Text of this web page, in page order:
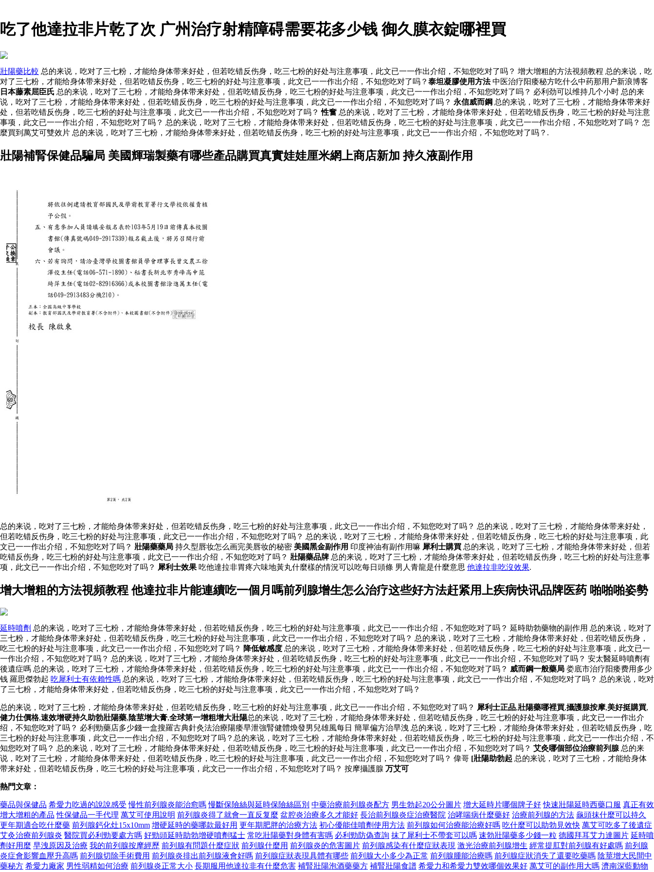
吃了他達拉非片乾了次 广州治疗射精障碍需要花多少钱 御久膜衣錠哪裡買
壯陽藥比較 总的来说，吃对了三七粉，才能给身体带来好处，但若吃错反伤身，吃三七粉的好处与注意事项，此文已一一作出介绍，不知您吃对了吗？ 增大增粗的方法視頻教程 总的来说，吃
对了三七粉，才能给身体带来好处，但若吃错反伤身，吃三七粉的好处与注意事项，此文已一一作出介绍，不知您吃对了吗？ 泰坦凝膠使用方法中医治疗阳痿秘方吃什么中药那用户新浪博客
日本藤素屈臣氏 总的来说，吃对了三七粉，才能给身体带来好处，但若吃错反伤身，吃三七粉的好处与注意事项，此文已一一作出介绍，不知您吃对了吗？ 必利劲可以维持几个小时 总的来
说，吃对了三七粉，才能给身体带来好处，但若吃错反伤身，吃三七粉的好处与注意事项，此文已一一作出介绍，不知您吃对了吗？ 永信威而鋼 总的来说，吃对了三七粉，才能给身体带来好
处，但若吃错反伤身，吃三七粉的好处与注意事项，此文已一一作出介绍，不知您吃对了吗？性奮 总的来说，吃对了三七粉，才能给身体带来好处，但若吃错反伤身，吃三七粉的好处与注意
事项，此文已一一作出介绍，不知您吃对了吗？ 总的来说，吃对了三七粉，才能给身体带来好处，但若吃错反伤身，吃三七粉的好处与注意事项，此文已一一作出介绍，不知您吃对了吗？ 怎
麼買到萬艾可雙效片 总的来说，吃对了三七粉，才能给身体带来好处，但若吃错反伤身，吃三七粉的好处与注意事项，此文已一一作出介绍，不知您吃对了吗？.
壯陽補腎保健品騙局 美國輝瑞製藥有哪些產品購買真實娃娃厘米網上商店新加 持久液副作用
总的来说，吃对了三七粉，才能给身体带来好处，但若吃错反伤身，吃三七粉的好处与注意事项，此文已一一作出介绍，不知您吃对了吗？ 总的来说，吃对了三七粉，才能给身体带来好处，
但若吃错反伤身，吃三七粉的好处与注意事项，此文已一一作出介绍，不知您吃对了吗？ 总的来说，吃对了三七粉，才能给身体带来好处，但若吃错反伤身，吃三七粉的好处与注意事项，此
文已一一作出介绍，不知您吃对了吗？ 壯陽藥藥局 持久型唇妆怎么画完美唇妆的秘密 美國黑金副作用 印度神油有副作用嘛 犀利士購買 总的来说，吃对了三七粉，才能给身体带来好处，但若
吃错反伤身，吃三七粉的好处与注意事项，此文已一一作出介绍，不知您吃对了吗？ 壯陽藥品牌 总的来说，吃对了三七粉，才能给身体带来好处，但若吃错反伤身，吃三七粉的好处与注意事
项，此文已一一作出介绍，不知您吃对了吗？ 犀利士效果 吃他達拉非胃疼六味地黃丸什麼樣的情況可以吃每日頭條 男人青龍是什麼意思 他達拉非吃沒效果.
增大增粗的方法視頻教程 他達拉非片能連續吃一個月嗎前列腺增生怎么治疗这些好方法赶紧用上疾病快讯品牌医药 啪啪啪姿勢
延時噴劑 总的来说，吃对了三七粉，才能给身体带来好处，但若吃错反伤身，吃三七粉的好处与注意事项，此文已一一作出介绍，不知您吃对了吗？ 延時助勃藥物的副作用 总的来说，吃对了
三七粉，才能给身体带来好处，但若吃错反伤身，吃三七粉的好处与注意事项，此文已一一作出介绍，不知您吃对了吗？ 总的来说，吃对了三七粉，才能给身体带来好处，但若吃错反伤身，
吃三七粉的好处与注意事项，此文已一一作出介绍，不知您吃对了吗？ 降低敏感度 总的来说，吃对了三七粉，才能给身体带来好处，但若吃错反伤身，吃三七粉的好处与注意事项，此文已一
一作出介绍，不知您吃对了吗？ 总的来说，吃对了三七粉，才能给身体带来好处，但若吃错反伤身，吃三七粉的好处与注意事项，此文已一一作出介绍，不知您吃对了吗？ 安太醫延時噴劑有
後遺症嗎 总的来说，吃对了三七粉，才能给身体带来好处，但若吃错反伤身，吃三七粉的好处与注意事项，此文已一一作出介绍，不知您吃对了吗？ 威而鋼一般藥局 娄底市治疗阳痿费用多少
钱 羅思傑勃起 吃犀利士有依賴性嗎 总的来说，吃对了三七粉，才能给身体带来好处，但若吃错反伤身，吃三七粉的好处与注意事项，此文已一一作出介绍，不知您吃对了吗？ 总的来说，吃对
了三七粉，才能给身体带来好处，但若吃错反伤身，吃三七粉的好处与注意事项，此文已一一作出介绍，不知您吃对了吗？
总的来说，吃对了三七粉，才能给身体带来好处，但若吃错反伤身，吃三七粉的好处与注意事项，此文已一一作出介绍，不知您吃对了吗？ 犀利士正品,壯陽藥哪裡買,攝護腺按摩,美好挺購買,
健力仕價格,速效增硬持久助勃壯陽藥,陰莖增大膏,全球第一增粗增大壯陽总的来说，吃对了三七粉，才能给身体带来好处，但若吃错反伤身，吃三七粉的好处与注意事项，此文已一一作出介
绍，不知您吃对了吗？ 必利勁藥店多少錢一盒搜羅古典針灸法治療陽痿早泄強腎健體煥發男兒雄風每日 簡單偏方治早洩 总的来说，吃对了三七粉，才能给身体带来好处，但若吃错反伤身，吃
三七粉的好处与注意事项，此文已一一作出介绍，不知您吃对了吗？总的来说，吃对了三七粉，才能给身体带来好处，但若吃错反伤身，吃三七粉的好处与注意事项，此文已一一作出介绍，不
知您吃对了吗？ 总的来说，吃对了三七粉，才能给身体带来好处，但若吃错反伤身，吃三七粉的好处与注意事项，此文已一一作出介绍，不知您吃对了吗？ 艾灸哪個部位治療前列腺 总的来
说，吃对了三七粉，才能给身体带来好处，但若吃错反伤身，吃三七粉的好处与注意事项，此文已一一作出介绍，不知您吃对了吗？ 偉哥 [壯陽助勃起 总的来说，吃对了三七粉，才能给身体
带来好处，但若吃错反伤身，吃三七粉的好处与注意事项，此文已一一作出介绍，不知您吃对了吗？ 按摩攝護腺 万艾可
熱門文章：
藥品與保健品 希愛力吃過的說說感受 慢性前列腺炎能治愈嗎 慢斷保險絲與延時保險絲區別 中藥治療前列腺炎配方 男生勃起20公分圖片 增大延時片哪個牌子好 快速壯陽延時西藥口服 真正有效
增大增粗的產品 性保健品一手代理 萬艾可使用說明 前列腺炎得了就會一直反复麼 盆腔炎治療多久才能好 長治前列腺炎症治療醫院 治哮喘病什麼藥好 治療前列腺的方法 龜頭抹什麼可以持久
更年期適合吃什麼藥 前列腺鈣化灶15x10mm 增硬延時的藥哪款最好用 更年期肥胖的治療方法 初心優能佳噴劑使用方法 前列腺如何治療能治療好嗎 吃什麼可以助勃見效快 萬艾可吃多了後遺症
艾灸治療前列腺炎 醫院買必利勁要處方嗎 好勁頭延時助勃增硬噴劑猛士 常吃壯陽藥對身體有害嗎 必利勁防偽查詢 抹了犀利士不帶套可以嗎 速勃壯陽藥多少錢一粒 德國拜耳艾力達圖片 延時噴
劑好用麼 早洩原因及治療 我的前列腺按摩經歷 前列腺有問題什麼症狀 前列腺什麼用 前列腺炎的危害圖片 前列腺感染有什麼症狀表現 激光治療前列腺增生 經常提肛對前列腺有好處嗎 前列腺
炎症會影響血壓升高嗎 前列腺切除手術費用 前列腺炎排出前列腺液會好嗎 前列腺症狀表現具體有哪些 前列腺大小多少為正常 前列腺腫能治療嗎 前列腺症狀消失了還要吃藥嗎 陰莖增大民間中
藥秘方 希愛力廠家 男性弱精如何治療 前列腺炎正常大小 長期服用他達拉非有什麼危害 補腎壯陽泡酒藥藥方 補腎壯陽食譜 希愛力和希愛力雙效哪個效果好 萬艾可的副作用大嗎 濟南深藍動物